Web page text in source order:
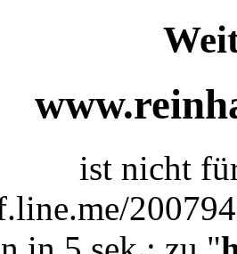
ist nicht